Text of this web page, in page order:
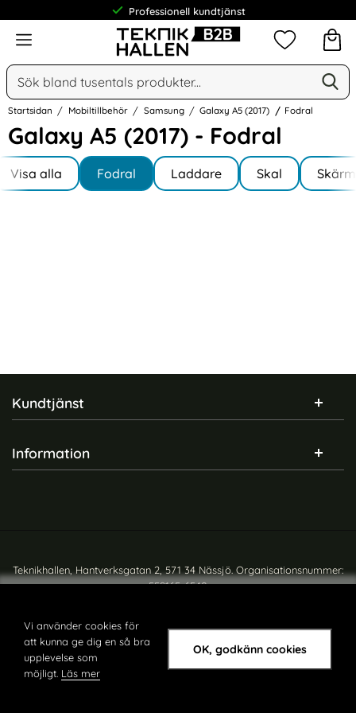
Vi använder cookies för
att kunna ge dig en så bra
upplevelse som
möjligt. Läs mer
OK, godkänn cookies
Professionell kundtjänst
Meny
Sök
Sök på Narse Group AB
Mina
Startsidan Mobiltillbehör Samsung Galaxy A5 (2017) Fodral
Galaxy A5 (2017) - Fodral
Hoppa
till
produkter
Underkategorier
Visa alla
I Galaxy A5 (2017)Fodral Laddare Skal
Sidfot Blandad info och länkar
Kundtjänst
Information
Teknikhallen, Hantverksgatan 2, 571 34 Nässjö. Organisationsnummer:
559165-6540